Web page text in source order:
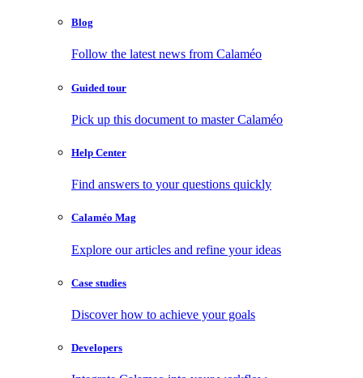
Blog
Follow the latest news from Calaméo
Guided tour
Pick up this document to master Calaméo
Help Center
Find answers to your questions quickly
Calaméo Mag
Explore our articles and refine your ideas
Case studies
Discover how to achieve your goals
Developers